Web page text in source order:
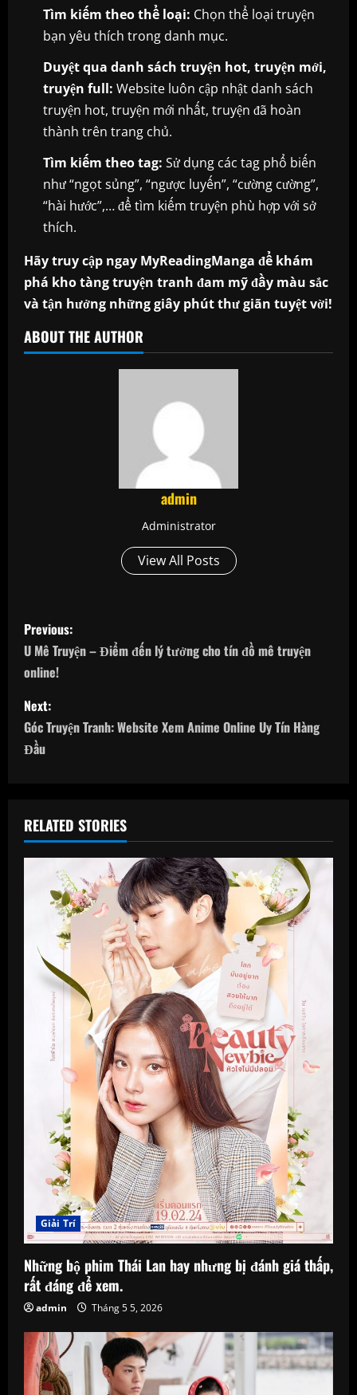
Tìm kiếm theo thể loại: Chọn thể loại truyện
bạn yêu thích trong danh mục.
Duyệt qua danh sách truyện hot, truyện mới,
truyện full: Website luôn cập nhật danh sách
truyện hot, truyện mới nhất, truyện đã hoàn
thành trên trang chủ.
Tìm kiếm theo tag: Sử dụng các tag phổ biến
như “ngọt sủng”, “ngược luyến”, “cường cường”,
“hài hước”,… để tìm kiếm truyện phù hợp với sở
thích.
Hãy truy cập ngay MyReadingManga để khám
phá kho tàng truyện tranh đam mỹ đầy màu sắc
và tận hưởng những giây phút thư giãn tuyệt vời!
ABOUT THE AUTHOR
admin
Administrator
View All Posts
P
o
s
t
n
v
i
Previous:
U Mê Truyện – Điểm đến lý tưởng cho tín đồ mê truyện
online!
Next:
Góc Truyện Tranh: Website Xem Anime Online Uy Tín Hàng
Đầu
RELATED STORIES
Giải Trí
Những bộ phim Thái Lan hay nhưng bị đánh giá thấp,
rất đáng để xem.
admin Tháng 5 5, 2026